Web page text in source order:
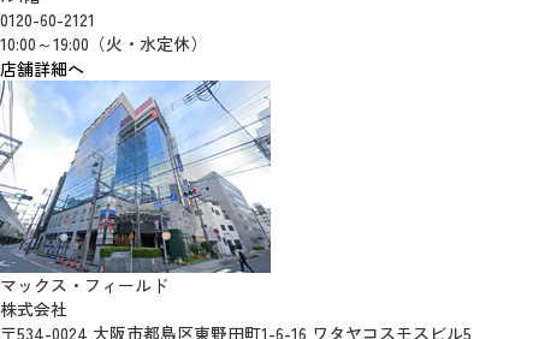
0120-60-2121
10:00～19:00（火・水定休）
店舗詳細へ
マックス・フィールド
株式会社
〒534-0024 大阪市都島区東野田町1-6-16 ワタヤコスモスビル5